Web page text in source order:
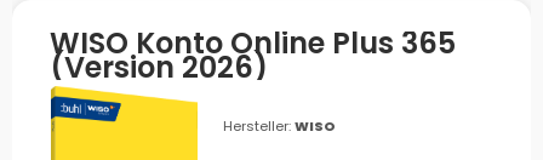
WISO Konto Online Plus 365
(Version 2026)
Hersteller:WISO